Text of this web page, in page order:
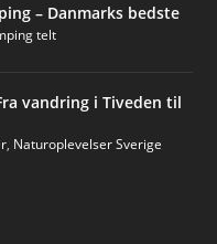
– Danmarks bedste
telt
vandring i Tiveden til
, Naturoplevelser Sverige